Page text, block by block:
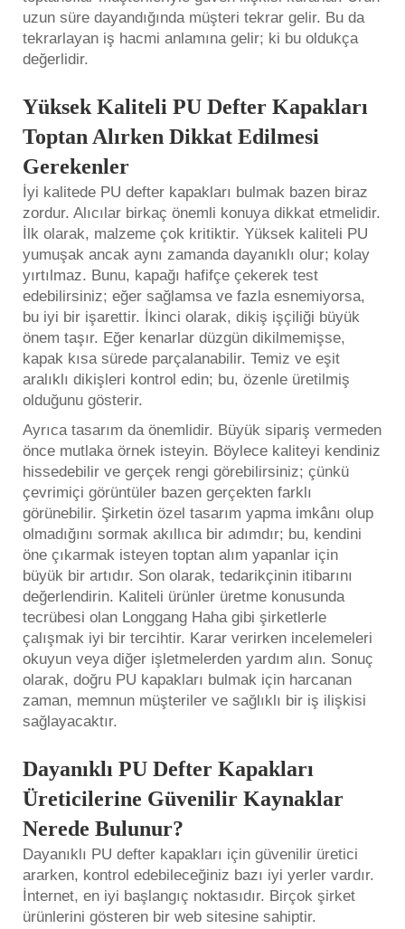
uzun süre dayandığında müşteri tekrar gelir. Bu da
tekrarlayan iş hacmi anlamına gelir; ki bu oldukça
değerlidir.
Yüksek Kaliteli PU Defter Kapakları
Toptan Alırken Dikkat Edilmesi
Gerekenler
İyi kalitede PU defter kapakları bulmak bazen biraz
zordur. Alıcılar birkaç önemli konuya dikkat etmelidir.
İlk olarak, malzeme çok kritiktir. Yüksek kaliteli PU
yumuşak ancak aynı zamanda dayanıklı olur; kolay
yırtılmaz. Bunu, kapağı hafifçe çekerek test
edebilirsiniz; eğer sağlamsa ve fazla esnemiyorsa,
bu iyi bir işarettir. İkinci olarak, dikiş işçiliği büyük
önem taşır. Eğer kenarlar düzgün dikilmemişse,
kapak kısa sürede parçalanabilir. Temiz ve eşit
aralıklı dikişleri kontrol edin; bu, özenle üretilmiş
olduğunu gösterir.
Ayrıca tasarım da önemlidir. Büyük sipariş vermeden
önce mutlaka örnek isteyin. Böylece kaliteyi kendiniz
hissedebilir ve gerçek rengi görebilirsiniz; çünkü
çevrimiçi görüntüler bazen gerçekten farklı
görünebilir. Şirketin özel tasarım yapma imkânı olup
olmadığını sormak akıllıca bir adımdır; bu, kendini
öne çıkarmak isteyen toptan alım yapanlar için
büyük bir artıdır. Son olarak, tedarikçinin itibarını
değerlendirin. Kaliteli ürünler üretme konusunda
tecrübesi olan Longgang Haha gibi şirketlerle
çalışmak iyi bir tercihtir. Karar verirken incelemeleri
okuyun veya diğer işletmelerden yardım alın. Sonuç
olarak, doğru PU kapakları bulmak için harcanan
zaman, memnun müşteriler ve sağlıklı bir iş ilişkisi
sağlayacaktır.
Dayanıklı PU Defter Kapakları
Üreticilerine Güvenilir Kaynaklar
Nerede Bulunur?
Dayanıklı PU defter kapakları için güvenilir üretici
ararken, kontrol edebileceğiniz bazı iyi yerler vardır.
İnternet, en iyi başlangıç noktasıdır. Birçok şirket
ürünlerini gösteren bir web sitesine sahiptir.